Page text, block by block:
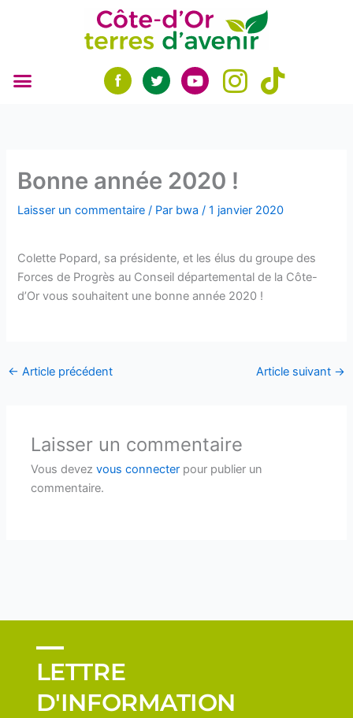
Bonne année 2020 !
Laisser un commentaire / Par bwa/1 janvier 2020
Colette Popard, sa présidente, et les élus du groupe des
Forces de Progrès au Conseil départemental de la Côte-
d’Or vous souhaitent une bonne année 2020 !
← Article précédent Article suivant →
Laisser un commentaire
Vous devezvous connecter pour publier un
commentaire.
LETTRE
D'INFORMATION